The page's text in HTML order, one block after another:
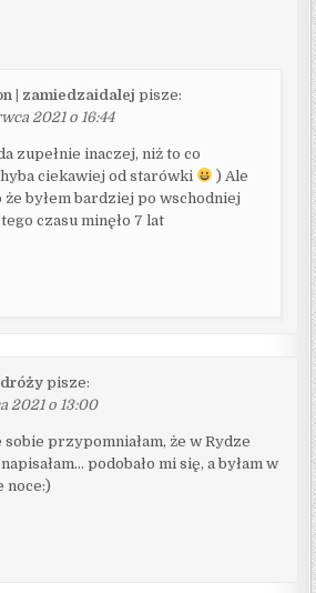
| zamiedzaidalej pisze:
2021 o 16:44
zupełnie inaczej, niż to co
ciekawiej od starówki
) Ale
że byłem bardziej po wschodniej
czasu minęło 7 lat
pisze:
2021 o 13:00
sobie przypomniałam, że w Rydze
podobało mi się, a byłam w
noce:)